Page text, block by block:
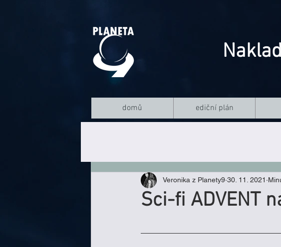
domů ediční plán
Sci-fi ADVENT
Veronika z Planety9 30. 11. 2021